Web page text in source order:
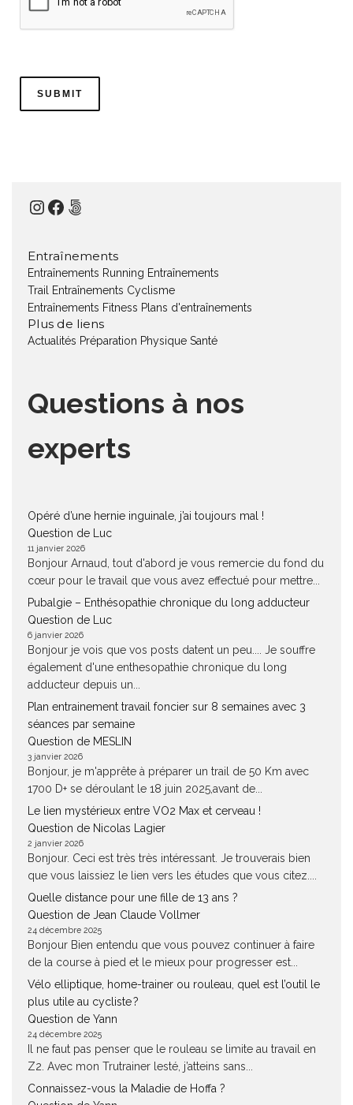
Instagram
Facebook
500px
Entraînements
Entraînements Running Entraînements
Trail
Entraînements Cyclisme
Entraînements Fitness Plans d'entraînements
Plus de liens
Actualités Préparation Physique Santé
Questions à nos
experts
Opéré d’une hernie inguinale, j’ai toujours mal !
Question de Luc
11 janvier 2026
Bonjour Arnaud, tout d'abord je vous remercie du fond du
cœur pour le travail que vous avez effectué pour mettre...
Pubalgie – Enthésopathie chronique du long adducteur
Question de Luc
6 janvier 2026
Bonjour je vois que vos posts datent un peu.... Je souffre
également d'une enthesopathie chronique du long
adducteur depuis un...
Plan entrainement travail foncier sur 8 semaines avec 3
séances par semaine
Question de MESLIN
3 janvier 2026
Bonjour, je m'apprête à préparer un trail de 50 Km avec
1700 D+ se déroulant le 18 juin 2025,avant de...
Le lien mystérieux entre VO2 Max et cerveau !
Question de Nicolas Lagier
2 janvier 2026
Bonjour. Ceci est très très intéressant. Je trouverais bien
que vous laissiez le lien vers les études que vous citez....
Quelle distance pour une fille de 13 ans ?
Question de Jean Claude Vollmer
24 décembre 2025
Bonjour Bien entendu que vous pouvez continuer à faire
de la course à pied et le mieux pour progresser est...
Vélo elliptique, home-trainer ou rouleau, quel est l’outil le
plus utile au cycliste ?
Question de Yann
24 décembre 2025
Il ne faut pas penser que le rouleau se limite au travail en
Z2. Avec mon Trutrainer lesté, j’atteins sans...
Connaissez-vous la Maladie de Hoffa ?